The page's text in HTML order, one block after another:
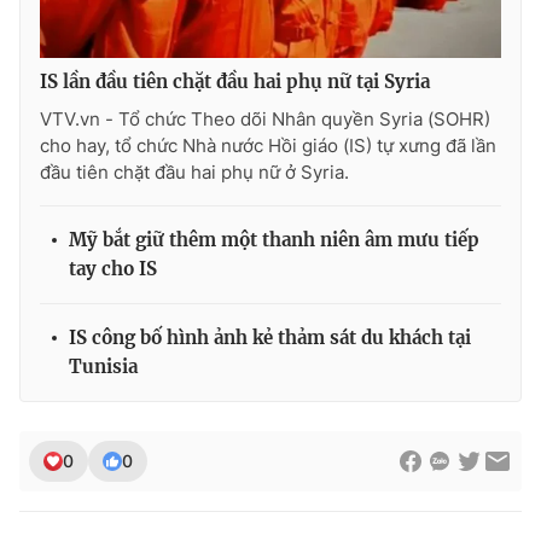
THỜI BÁO VTV
Theo dõi báo trên
Cơ quan báo chí:Thời báo VTV
Giấy phép hoạt động báo in và báo điện tử số 483/GP-BTTTT
Phó Tổng Biên tập:
Nguyễn Thị Mỹ Hạnh, Phạm Quốc Thắng,
IS lần đầu tiên chặt đầu hai phụ nữ tại Syria
VTV.vn - Tổ chức Theo dõi Nhân quyền Syria (SOHR)
cho hay, tổ chức Nhà nước Hồi giáo (IS) tự xưng đã lần
đầu tiên chặt đầu hai phụ nữ ở Syria.
Mỹ bắt giữ thêm một thanh niên âm mưu tiếp
tay cho IS
IS công bố hình ảnh kẻ thảm sát du khách tại
Tunisia
0 0